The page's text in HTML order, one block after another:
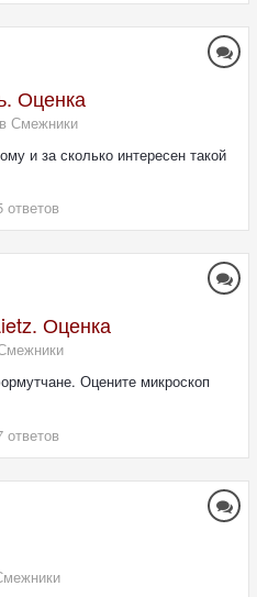
Оценка
Смежники
и за сколько интересен такой
ответов
Оценка
Оцените микроскоп
ответов